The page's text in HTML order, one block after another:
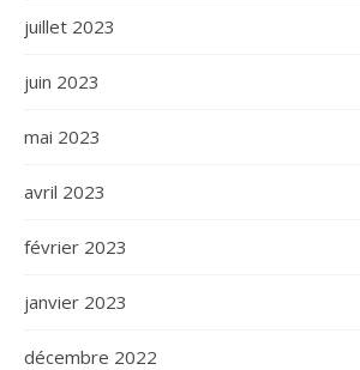
juillet 2023
juin 2023
mai 2023
avril 2023
février 2023
janvier 2023
décembre 2022